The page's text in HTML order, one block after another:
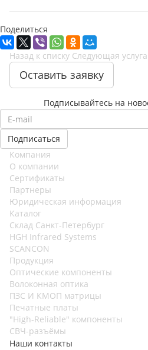
Поделиться
Назад к списку Следующая услуга
Оставить заявку
Подписывайтесь на
Компания
О компании
Сертификаты
Партнеры
Юридическая информация
Каталог
Cклад Санкт-Петербург
HGH Infrared Systems
SCANCON
Продукция
Оптические компоненты
Волоконная оптика
ПЗС И КМОП матрицы
Печатные платы
"High-Reliable" компоненты
СВЧ-разъёмы
Наши контакты